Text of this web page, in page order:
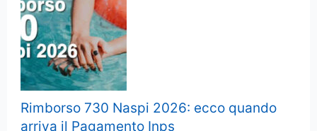
Rimborso 730 Naspi 2026: ecco quando
arriva il Pagamento Inps